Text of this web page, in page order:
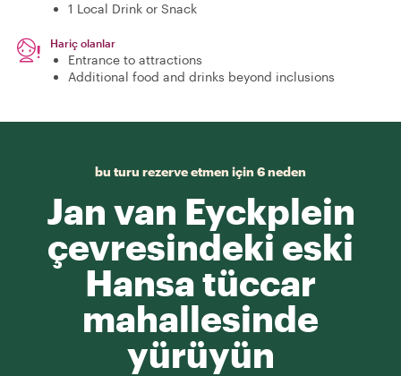
1 Local Drink or Snack
Hariç olanlar
Entrance to attractions
Additional food and drinks beyond inclusions
bu turu rezerve etmen için 6 neden
Jan van Eyckplein
çevresindeki eski
Hansa tüccar
mahallesinde
yürüyün